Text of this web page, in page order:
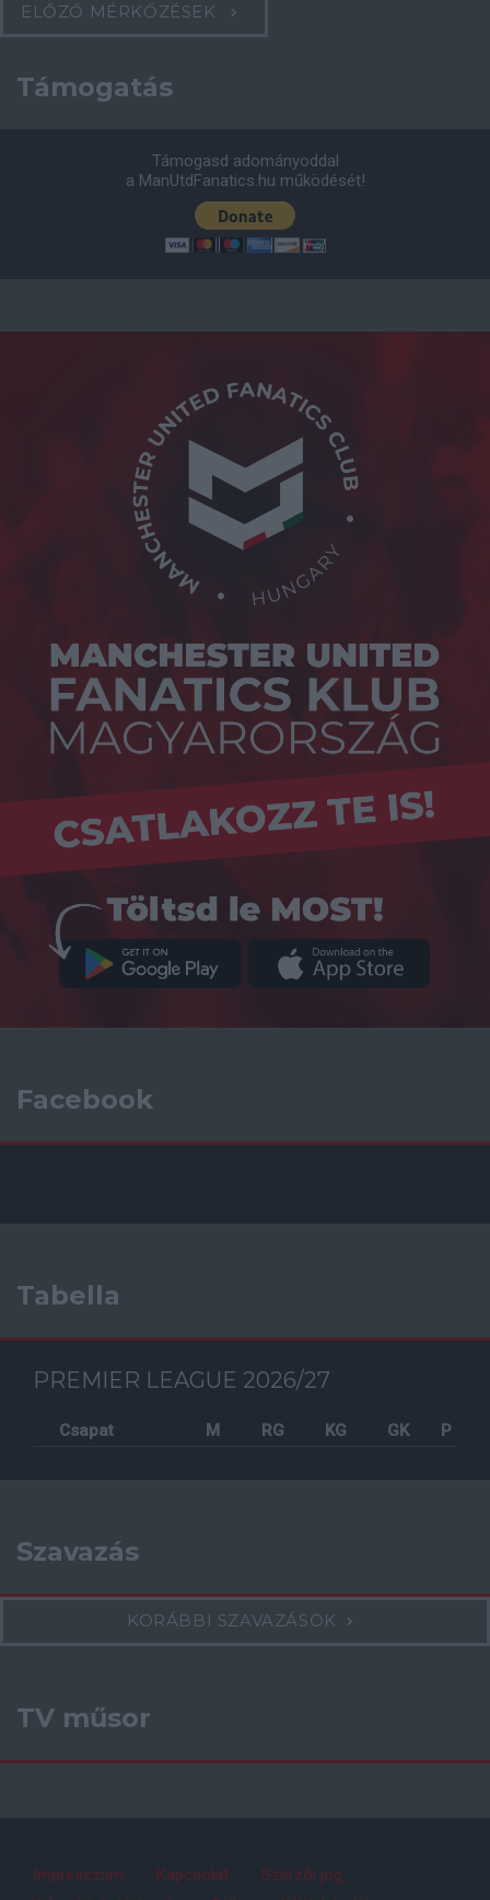
ELŐZŐ MÉRKŐZÉSEK
Támogatás
Támogasd adományoddal
a ManUtdFanatics.hu működését!
Facebook
Tabella
PREMIER LEAGUE 2026/27
Csapat M RG KG GK P
Szavazás
KORÁBBI SZAVAZÁSOK
TV műsor
Impresszum Kapcsolat
Szerzői jog